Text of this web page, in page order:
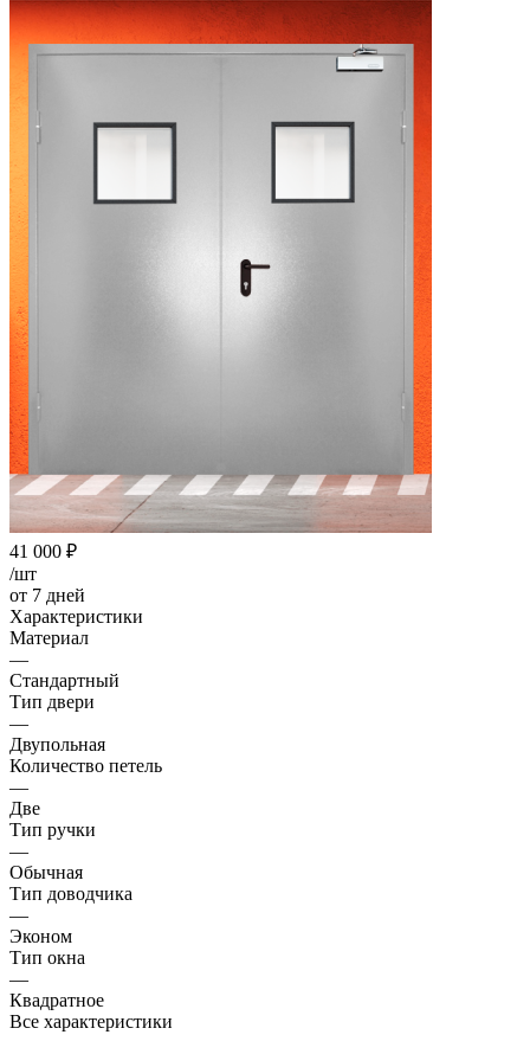
41 000 ₽
/шт
от 7 дней
Характеристики
Материал
—
Стандартный
Тип двери
—
Двупольная
Количество петель
—
Две
Тип ручки
—
Обычная
Тип доводчика
—
Эконом
Тип окна
—
Квадратное
Все характеристики